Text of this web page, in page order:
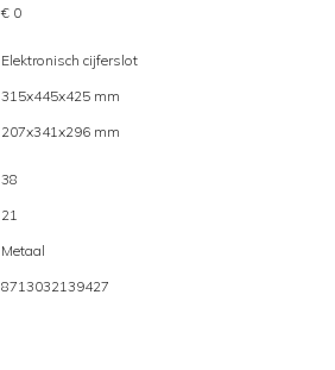
€ 0
Elektronisch cijferslot
315x445x425 mm
207x341x296 mm
38
21
Metaal
8713032139427